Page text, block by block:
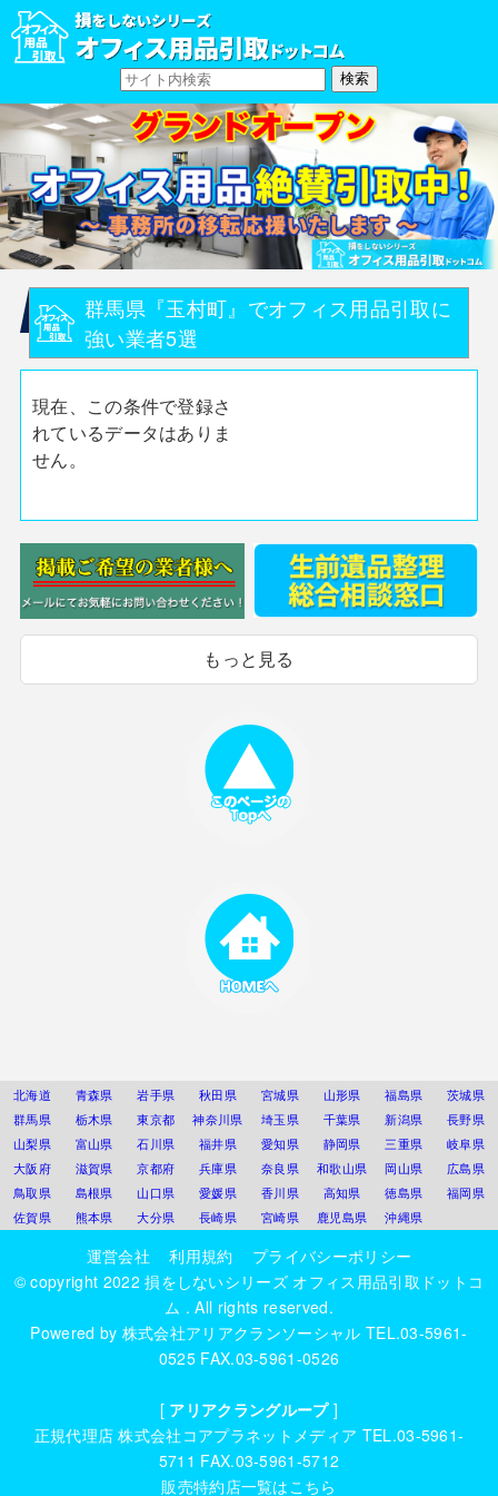
群馬県『玉村町』でオフィス用品引取に
強い業者5選
現在、この条件で登録さ
れているデータはありま
せん。
もっと見る
北海道 青森県 岩手県 秋田県 宮城県 山形県 福島県
茨城県
群馬県
栃木県 東京都 神奈川県 埼玉県 千葉県 新潟県
長野県
山梨県
富山県 石川県 福井県 愛知県 静岡県 三重県
岐阜県
大阪府
滋賀県 京都府 兵庫県 奈良県 和歌山県 岡山県
広島県
鳥取県
島根県 山口県 愛媛県 香川県 高知県 徳島県
福岡県
佐賀県
熊本県 大分県 長崎県 宮崎県 鹿児島県 沖縄県
運営会社 利用規約
プライバシーポリシー
© copyright 2022損をしないシリーズ オフィス用品引取ドットコ
ム . All rights reserved.
Powered by 株式会社アリアクランソーシャル TEL.03-5961-
0525 FAX.03-5961-0526
[ アリアクラングループ]
正規代理店株式会社コアプラネットメディア TEL.03-5961-
5711 FAX.03-5961-5712
販売特約店一覧はこちら